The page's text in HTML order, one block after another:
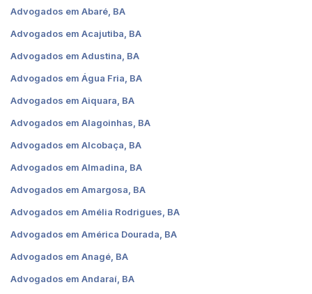
Advogados em Abaré, BA
Advogados em Acajutiba, BA
Advogados em Adustina, BA
Advogados em Água Fria, BA
Advogados em Aiquara, BA
Advogados em Alagoinhas, BA
Advogados em Alcobaça, BA
Advogados em Almadina, BA
Advogados em Amargosa, BA
Advogados em Amélia Rodrigues, BA
Advogados em América Dourada, BA
Advogados em Anagé, BA
Advogados em Andaraí, BA